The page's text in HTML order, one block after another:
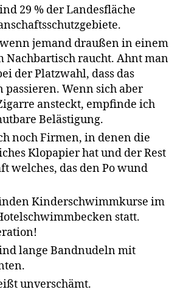
29 % der Landesfläche
jemand draußen in einem
Nachbartisch raucht. Ahnt man
der Platzwahl, dass das
passieren. Wenn sich aber
ansteckt, empfinde ich
Belästigung.
noch Firmen, in denen die
Klopapier hat und der Rest
welches, das den Po wund
Kinderschwimmkurse im
statt.
lange Bandnudeln mit
unverschämt.